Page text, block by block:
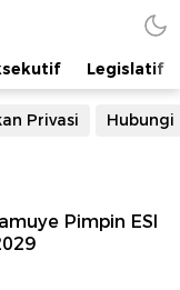
Legislatif
Privasi Hubungi
Pimpin ESI